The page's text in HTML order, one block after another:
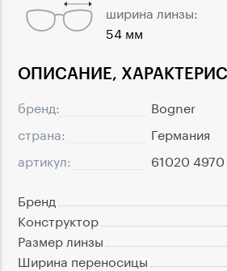
ОПИСАНИЕ,
бренд:
Bogner
страна:
Германия
артикул:
61020
Бренд
Конструктор
Размер линзы
Ширина переносицы
ширина линзы:
54 мм